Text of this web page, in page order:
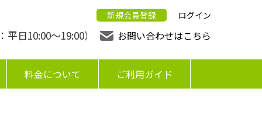
新規会員登録 ログイン
平日10:00〜19:00） お問い合わせはこちら
料金について ご利用ガイド